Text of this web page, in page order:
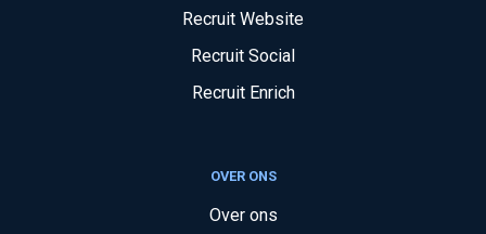
Recruit Website
Recruit Social
Recruit Enrich
OVER ONS
Over ons